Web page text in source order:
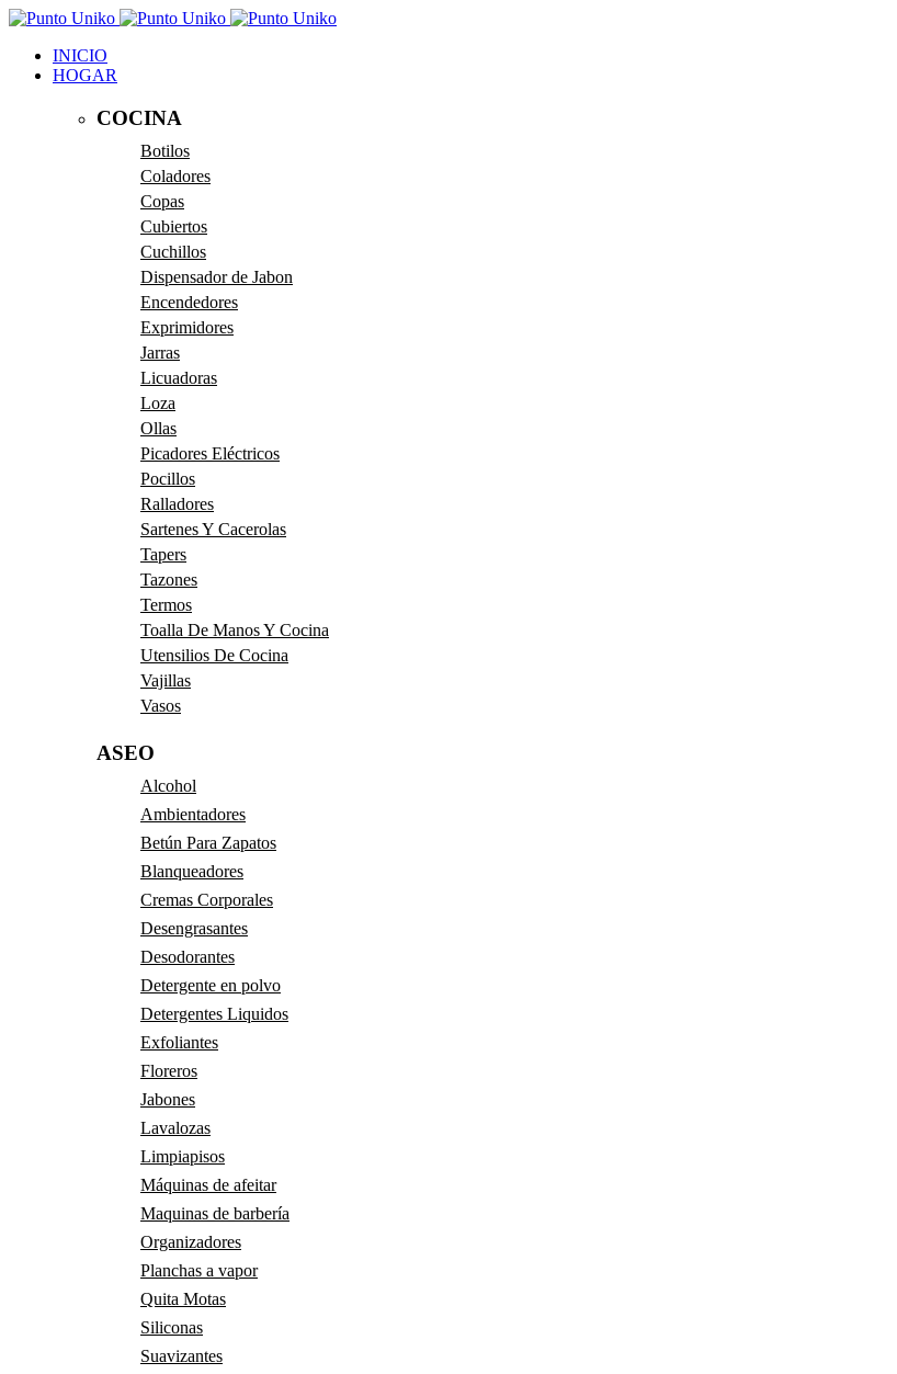
INICIO
HOGAR
COCINA
Botilos
Coladores
Copas
Cubiertos
Cuchillos
Dispensador de Jabon
Encendedores
Exprimidores
Jarras
Licuadoras
Loza
Ollas
Picadores Eléctricos
Pocillos
Ralladores
Sartenes Y Cacerolas
Tapers
Tazones
Termos
Toalla De Manos Y Cocina
Utensilios De Cocina
Vajillas
Vasos
ASEO
Alcohol
Ambientadores
Betún Para Zapatos
Blanqueadores
Cremas Corporales
Desengrasantes
Desodorantes
Detergente en polvo
Detergentes Liquidos
Exfoliantes
Floreros
Jabones
Lavalozas
Limpiapisos
Máquinas de afeitar
Maquinas de barbería
Organizadores
Planchas a vapor
Quita Motas
Siliconas
Suavizantes